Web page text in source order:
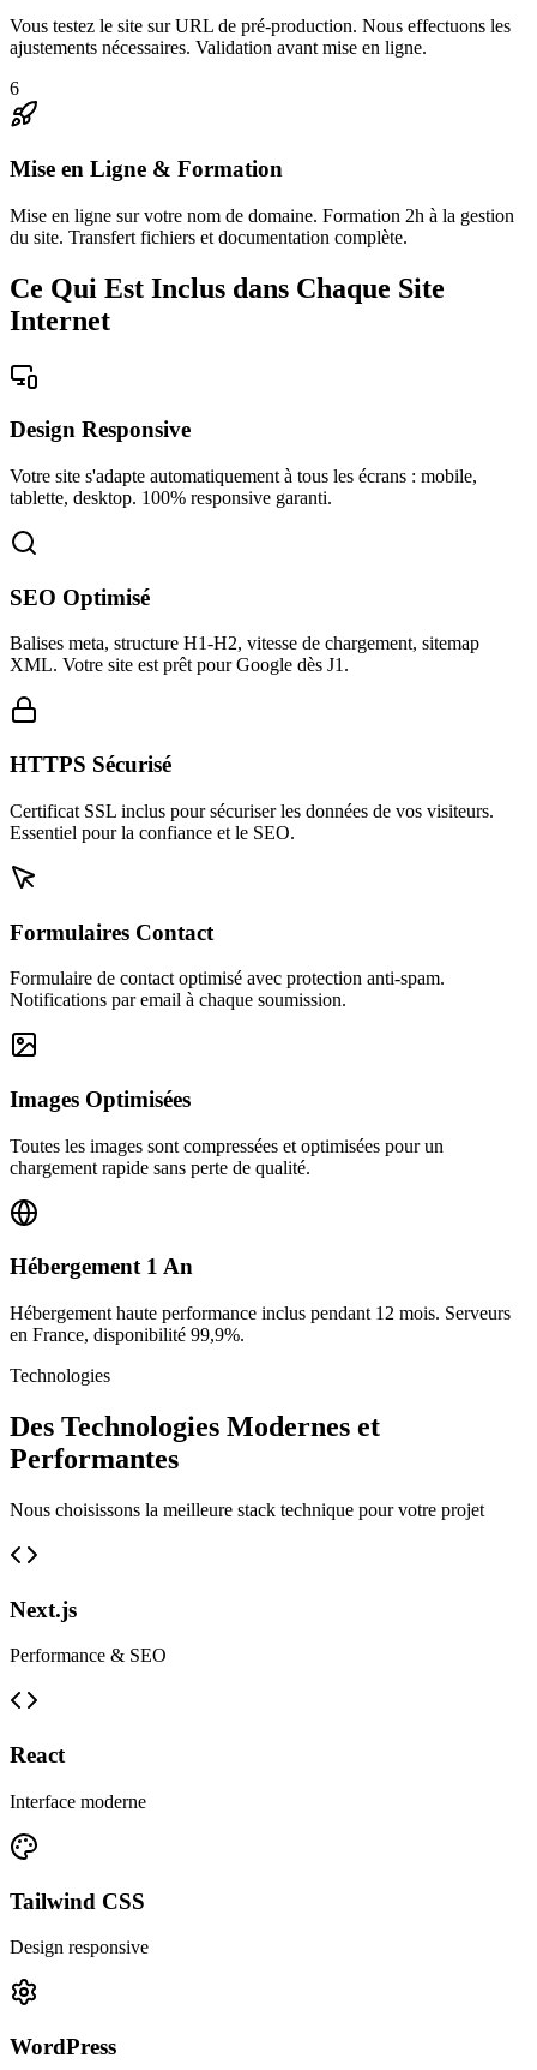
Vous testez le site sur URL de pré-production. Nous effectuons les
ajustements nécessaires. Validation avant mise en ligne.
6
Mise en Ligne & Formation
Mise en ligne sur votre nom de domaine. Formation 2h à la gestion
du site. Transfert fichiers et documentation complète.
Ce Qui Est Inclus dans Chaque Site
Internet
Design Responsive
Votre site s'adapte automatiquement à tous les écrans : mobile,
tablette, desktop. 100% responsive garanti.
SEO Optimisé
Balises meta, structure H1-H2, vitesse de chargement, sitemap
XML. Votre site est prêt pour Google dès J1.
HTTPS Sécurisé
Certificat SSL inclus pour sécuriser les données de vos visiteurs.
Essentiel pour la confiance et le SEO.
Formulaires Contact
Formulaire de contact optimisé avec protection anti-spam.
Notifications par email à chaque soumission.
Images Optimisées
Toutes les images sont compressées et optimisées pour un
chargement rapide sans perte de qualité.
Hébergement 1 An
Hébergement haute performance inclus pendant 12 mois. Serveurs
en France, disponibilité 99,9%.
Technologies
Des Technologies Modernes et
Performantes
Nous choisissons la meilleure stack technique pour votre projet
Next.js
Performance & SEO
React
Interface moderne
Tailwind CSS
Design responsive
WordPress